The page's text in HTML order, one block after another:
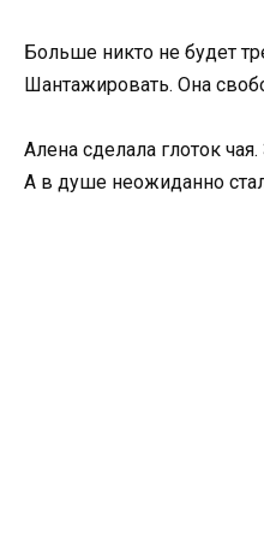
Больше никто не будет
Шантажировать. Она
Алена сделала глоток
А в душе неожиданно